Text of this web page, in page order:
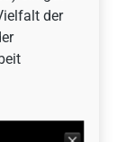
der